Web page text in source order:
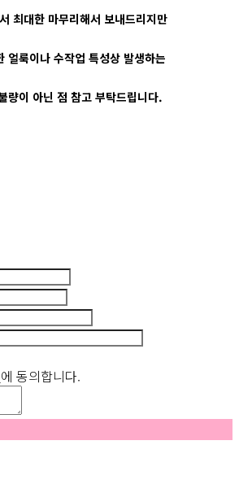
최대한 마무리해서 보내드리지만
얼룩이나 수작업 특성상 발생하는
량이 아닌 점 참고 부탁드립니다.
에 동의합니다.